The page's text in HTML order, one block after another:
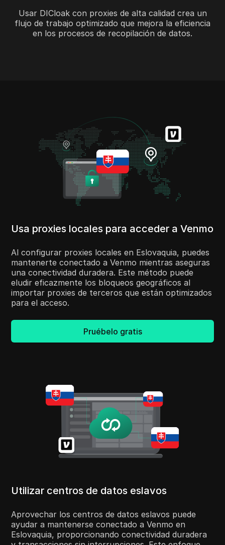
Usar DICloak con proxies de alta calidad crea un
flujo de trabajo optimizado que mejora la eficiencia
en los procesos de recopilación de datos.
Usa proxies locales para acceder a Venmo
Al configurar proxies locales en Eslovaquia, puedes
mantenerte conectado a Venmo mientras aseguras
una conectividad duradera. Este método puede
eludir eficazmente los bloqueos geográficos al
importar proxies de terceros que están optimizados
para el acceso.
Pruébelo gratis
Utilizar centros de datos eslavos
Aprovechar los centros de datos eslavos puede
ayudar a mantenerse conectado a Venmo en
Eslovaquia, proporcionando conectividad duradera